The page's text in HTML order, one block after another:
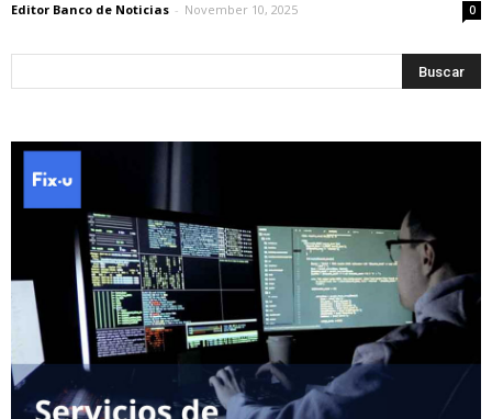
Editor Banco de Noticias - November 10, 2025 0